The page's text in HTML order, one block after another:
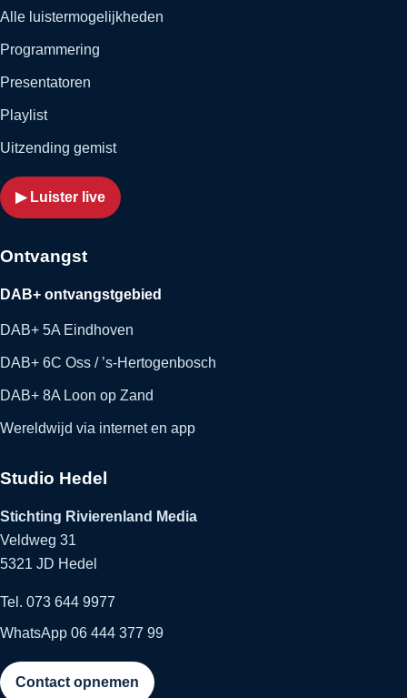
Alle luistermogelijkheden
Programmering
Presentatoren
Playlist
Uitzending gemist
▶ Luister live
Ontvangst
DAB+ ontvangstgebied
DAB+ 5A Eindhoven
DAB+ 6C Oss / ’s-Hertogenbosch
DAB+ 8A Loon op Zand
Wereldwijd via internet en app
Studio Hedel
Stichting Rivierenland Media
Veldweg 31
5321 JD Hedel
Tel. 073 644 9977
WhatsApp 06 444 377 99
Contact opnemen